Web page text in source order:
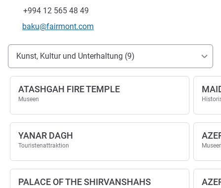
Fax
+994 12 565 48 49
Kontakt-E-Mail
baku@fairmont.com
Erreichbarkeit und Anbindung
Kunst, Kultur und Unterhaltung (9)
ATASHGAH FIRE TEMPLE
Museen
YANAR DAGH
Touristenattraktion
PALACE OF THE SHIRVANSHAHS